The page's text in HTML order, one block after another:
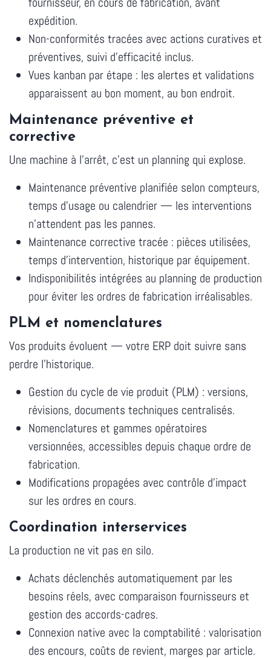
expédition.
Non-conformités tracées avec actions curatives et
préventives, suivi d'efficacité inclus.
Vues kanban par étape : les alertes et validations
apparaissent au bon moment, au bon endroit.
Maintenance préventive et
corrective
Une machine à l'arrêt, c'est un planning qui explose.
Maintenance préventive planifiée selon compteurs,
temps d'usage ou calendrier — les interventions
n'attendent pas les pannes.
Maintenance corrective tracée : pièces utilisées,
temps d'intervention, historique par équipement.
Indisponibilités intégrées au planning de production
pour éviter les ordres de fabrication irréalisables.
PLM et nomenclatures
Vos produits évoluent — votre ERP doit suivre sans
perdre l'historique.
Gestion du cycle de vie produit (PLM) : versions,
révisions, documents techniques centralisés.
Nomenclatures et gammes opératoires
versionnées, accessibles depuis chaque ordre de
fabrication.
Modifications propagées avec contrôle d'impact
sur les ordres en cours.
Coordination interservices
La production ne vit pas en silo.
Achats déclenchés automatiquement par les
besoins réels, avec comparaison fournisseurs et
gestion des accords-cadres.
Connexion native avec la comptabilité : valorisation
des encours, coûts de revient, marges par article.